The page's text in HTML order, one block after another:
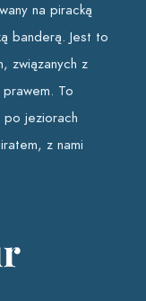
na piracką
banderą. Jest to
związanych z
To
po jeziorach
z nami